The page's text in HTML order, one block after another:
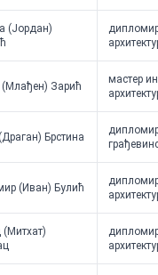
(Јордан)
(Млађен) Зарић
мастер
Брстина
(Иван) Булић